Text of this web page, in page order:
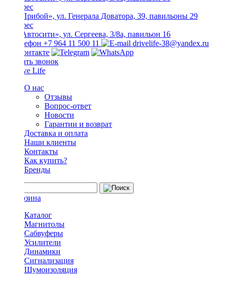
ТЦ «Прибой», ул. Генерала Доватора, 39, павильоны 29
ТЦ «Автосити», ул. Сергеева, 3/8а, павильон 16
+7 964 11 500 11
drivelife-38@yandex.ru
Заказать звонок
О нас
Отзывы
Вопрос-ответ
Новости
Гарантии и возврат
Доставка и оплата
Наши клиенты
Контакты
Как купить?
Бренды
Каталог
Магнитолы
Сабвуферы
Усилители
Динамики
Сигнализация
Шумоизоляция